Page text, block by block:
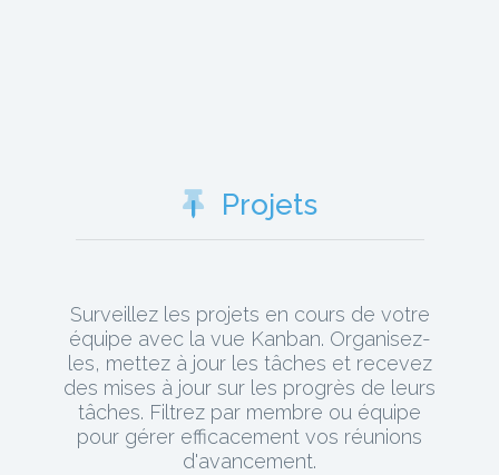
Projets
Surveillez les projets en cours de votre
équipe avec la vue Kanban. Organisez-
les, mettez à jour les tâches et recevez
des mises à jour sur les progrès de leurs
tâches. Filtrez par membre ou équipe
pour gérer efficacement vos réunions
d'avancement.